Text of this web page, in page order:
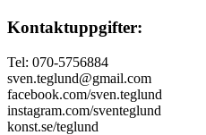
Kontaktuppgifter:
Tel: 070-5756884
sven.teglund@gmail.com
facebook.com/sven.teglund
instagram.com/sventeglund
konst.se/teglund